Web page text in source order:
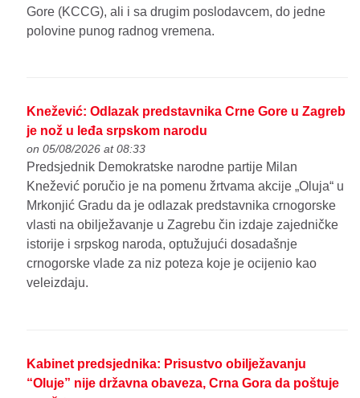
Gore (KCCG), ali i sa drugim poslodavcem, do jedne
polovine punog radnog vremena.
Knežević: Odlazak predstavnika Crne Gore u Zagreb
je nož u leđa srpskom narodu
on 05/08/2026 at 08:33
Predsjednik Demokratske narodne partije Milan
Knežević poručio je na pomenu žrtvama akcije „Oluja“ u
Mrkonjić Gradu da je odlazak predstavnika crnogorske
vlasti na obilježavanje u Zagrebu čin izdaje zajedničke
istorije i srpskog naroda, optužujući dosadašnje
crnogorske vlade za niz poteza koje je ocijenio kao
veleizdaju.
Kabinet predsjednika: Prisustvo obilježavanju
“Oluje” nije državna obaveza, Crna Gora da poštuje